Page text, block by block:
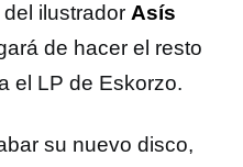
ilustrador Asís
de hacer el resto
el LP de Eskorzo.
su nuevo disco,